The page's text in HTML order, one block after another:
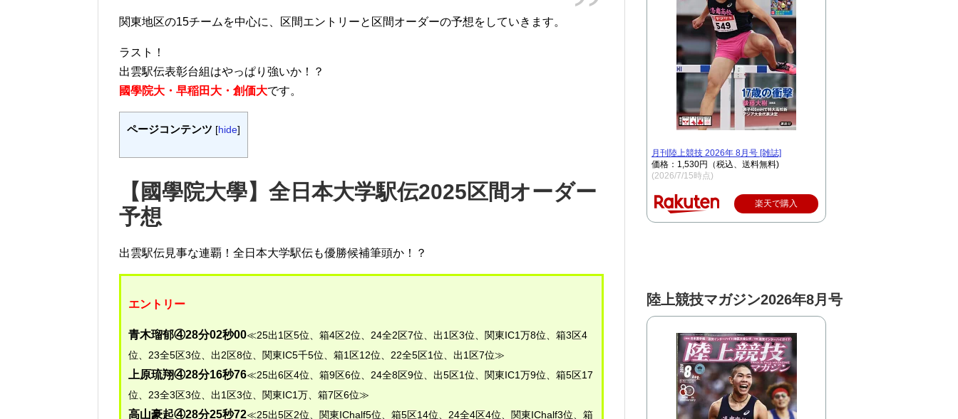
関東地区の15チームを中心に、区間エントリーと区間オーダーの予想をしていきます。
ラスト！
出雲駅伝表彰台組はやっぱり強いか！？
國學院大・早稲田大・創価大です。
ページコンテンツ [hide]
【國學院大學】全日本大学駅伝2025区間オーダー
予想
出雲駅伝見事な連覇！全日本大学駅伝も優勝候補筆頭か！？
エントリー
青木瑠郁④28分02秒00≪25出1区5位、箱4区2位、24全2区7位、出1区3位、関東IC1万8位、箱3区4
位、23全5区3位、出2区8位、関東IC5千5位、箱1区12位、22全5区1位、出1区7位≫
上原琉翔④28分16秒76≪25出6区4位、箱9区6位、24全8区9位、出5区1位、関東IC1万9位、箱5区17
位、23全3区3位、出1区3位、関東IC1万、箱7区6位≫
高山豪起④28分25秒72≪25出5区2位、関東IChalf5位、箱5区14位、24全4区4位、関東IChalf3位、箱
月刊陸上競技 2026年 8月号 [雑誌]
価格：1,530円（税込、送料無料)
(2026/7/15時点)
楽天で購入
陸上競技マガジン2026年8月号